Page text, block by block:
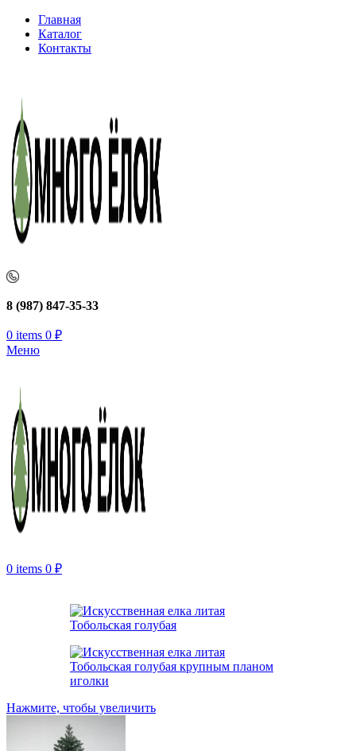
Главная
Каталог
Контакты
8 (987) 847-35-33
0 items 0 ₽
Меню
0 items 0 ₽
Нажмите, чтобы увеличить